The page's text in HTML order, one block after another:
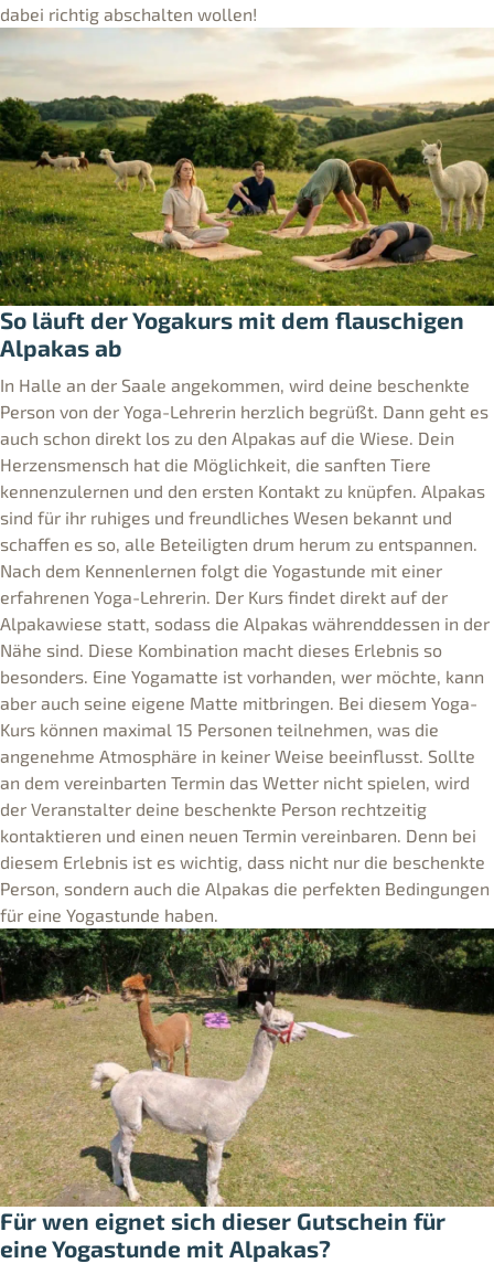
dabei richtig abschalten wollen!
So läuft der Yogakurs mit dem flauschigen
Alpakas ab
In Halle an der Saale angekommen, wird deine beschenkte
Person von der Yoga-Lehrerin herzlich begrüßt. Dann geht es
auch schon direkt los zu den Alpakas auf die Wiese. Dein
Herzensmensch hat die Möglichkeit, die sanften Tiere
kennenzulernen und den ersten Kontakt zu knüpfen. Alpakas
sind für ihr ruhiges und freundliches Wesen bekannt und
schaffen es so, alle Beteiligten drum herum zu entspannen.
Nach dem Kennenlernen folgt die Yogastunde mit einer
erfahrenen Yoga-Lehrerin. Der Kurs findet direkt auf der
Alpakawiese statt, sodass die Alpakas währenddessen in der
Nähe sind. Diese Kombination macht dieses Erlebnis so
besonders. Eine Yogamatte ist vorhanden, wer möchte, kann
aber auch seine eigene Matte mitbringen. Bei diesem Yoga-
Kurs können maximal 15 Personen teilnehmen, was die
angenehme Atmosphäre in keiner Weise beeinflusst. Sollte
an dem vereinbarten Termin das Wetter nicht spielen, wird
der Veranstalter deine beschenkte Person rechtzeitig
kontaktieren und einen neuen Termin vereinbaren. Denn bei
diesem Erlebnis ist es wichtig, dass nicht nur die beschenkte
Person, sondern auch die Alpakas die perfekten Bedingungen
für eine Yogastunde haben.
Für wen eignet sich dieser Gutschein für
eine Yogastunde mit Alpakas?